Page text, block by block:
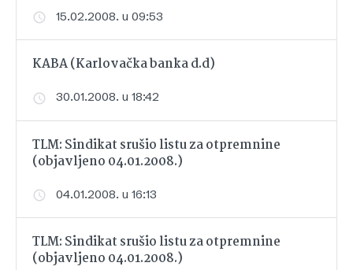
15.02.2008. u 09:53
KABA (Karlovačka banka d.d)
30.01.2008. u 18:42
TLM: Sindikat srušio listu za otpremnine
(objavljeno 04.01.2008.)
04.01.2008. u 16:13
TLM: Sindikat srušio listu za otpremnine
(objavljeno 04.01.2008.)